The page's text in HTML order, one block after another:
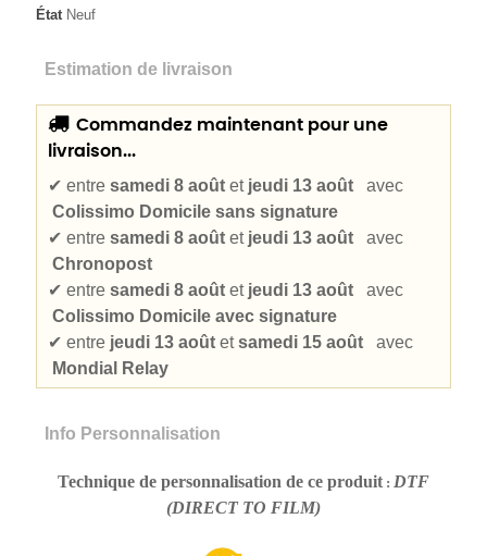
État Neuf
Estimation de livraison
Commandez maintenant pour une
livraison...
✔ entre samedi 8 août et jeudi 13 août
avec
Colissimo Domicile sans signature
✔ entre samedi 8 août et jeudi 13 août
avec
Chronopost
✔ entre samedi 8 août et jeudi 13 août
avec
Colissimo Domicile avec signature
✔ entre jeudi 13 août etsamedi 15 août
avec
Mondial Relay
Info Personnalisation
Technique de personnalisation de ce produit : DTF
(DIRECT TO FILM)